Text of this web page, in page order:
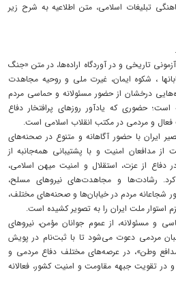
تبلیغات اسلامی، متن اطلاعیه به شرح زیر
تاریخی و در آوردگاه اراده‌ها، در متن «جنگ
، شکوه ایمان، غیرت ملی و روحیه مجاهدت
درخشان از حضور مسئولانه و حماسی مردم
است؛ حضوری که یادآور روزهای پرافتخار دفاع
و مردمی در مکتب انقلاب اسلامی است.
ایران با حضور آگاهانه و متنوع در صحنه‌های
از مدافعان امنیت و با پشتیبانی همه‌جانبه از
دفاع از عزت، استقلال و امنیت میهن اسلامی،
رشادت‌ها و مجاهدت‌های نیروهای مسلح،
شجاعانه مردم در خیابان‌ها و صحنه‌های مختلف،
استوار ملت ایران را به تصویر کشیده است.
و مسئولانه، از عموم جوانان مؤمن، نیروهای
مردمی دعوت می‌شود تا با ثبت‌نام در پویش
وطن»، در عرصه‌های مختلف دفاع مردمی و
در تقویت جبهه مقاومت و امنیت کشور، فعالانه